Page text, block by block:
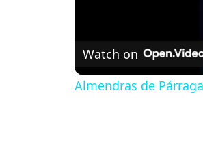
Watch on
Almendras de